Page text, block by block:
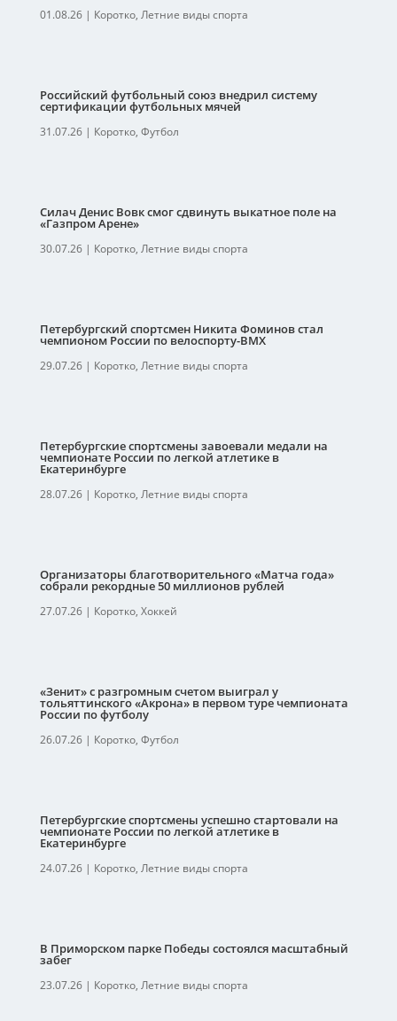
01.08.26| Коротко, Летние виды спорта
Российский футбольный союз внедрил систему
сертификации футбольных мячей
31.07.26| Коротко, Футбол
Силач Денис Вовк смог сдвинуть выкатное поле на
«Газпром Арене»
30.07.26| Коротко, Летние виды спорта
Петербургский спортсмен Никита Фоминов стал
чемпионом России по велоспорту-ВМХ
29.07.26| Коротко, Летние виды спорта
Петербургские спортсмены завоевали медали на
чемпионате России по легкой атлетике в
Екатеринбурге
28.07.26| Коротко, Летние виды спорта
Организаторы благотворительного «Матча года»
собрали рекордные 50 миллионов рублей
27.07.26| Коротко, Хоккей
«Зенит» с разгромным счетом выиграл у
тольяттинского «Акрона» в первом туре чемпионата
России по футболу
26.07.26| Коротко, Футбол
Петербургские спортсмены успешно стартовали на
чемпионате России по легкой атлетике в
Екатеринбурге
24.07.26| Коротко, Летние виды спорта
В Приморском парке Победы состоялся масштабный
забег
23.07.26| Коротко, Летние виды спорта